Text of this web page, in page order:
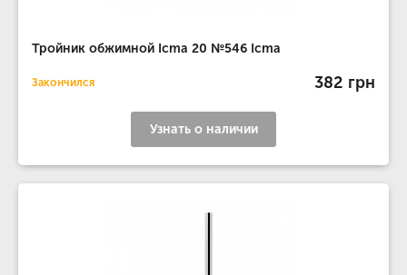
Тройник обжимной Icma 20 №546 Icma
Закончился 382 грн
Узнать о наличии